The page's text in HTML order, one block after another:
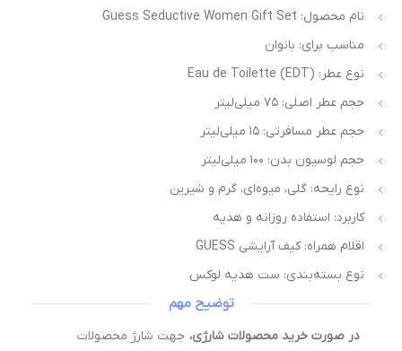
نام محصول: Guess Seductive Women Gift Set
مناسب برای: بانوان
نوع عطر: Eau de Toilette (EDT)
حجم عطر اصلی: ۷۵ میلی‌لیتر
حجم عطر مسافرتی: ۱۵ میلی‌لیتر
حجم لوسیون بدن: ۱۰۰ میلی‌لیتر
نوع رایحه: گلی، میوه‌ای، گرم و شیرین
کاربرد: استفاده روزانه و هدیه
اقلام همراه: کیف آرایشی GUESS
نوع بسته‌بندی: ست هدیه لوکس
توضیح مهم
در صورت خرید محصولات شارژی،جهت شارژ محصولات